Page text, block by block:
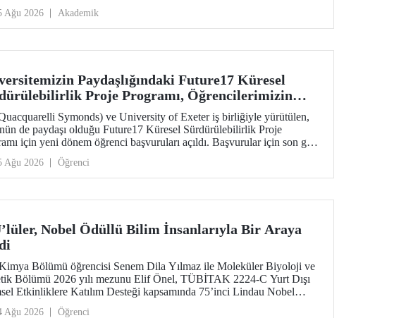
Geliştirilmesi” başlıklı proje, TÜBİTAK 2515 – COST
Üyeleri Ar-Ge Destek Programı kapsamında desteklenmeye hak
Ağu 2026 Akademik
Paydaşlığındaki Future17 Küresel
Proje Programı, Öğrencilerimizin
Bekliyor
Symonds) ve University of Exeter iş birliğiyle yürütülen,
de paydaşı olduğu Future17 Küresel Sürdürülebilirlik Proje
için yeni dönem öğrenci başvuruları açıldı. Başvurular için son gün
Ağu 2026 Öğrenci
Nobel Ödüllü Bilim İnsanlarıyla Bir Araya
Bölümü öğrencisi Senem Dila Yılmaz ile Moleküler Biyoloji ve
Bölümü 2026 yılı mezunu Elif Önel, TÜBİTAK 2224-C Yurt Dışı
Etkinliklere Katılım Desteği kapsamında 75’inci Lindau Nobel
Bilim İnsanları Toplantısı’na katıldı.
Ağu 2026 Öğrenci